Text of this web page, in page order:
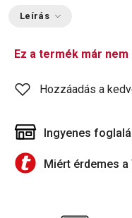
Leírás
Ez a termék már nem
Hozzáadás a
Ingyenes
Miért érdemes a